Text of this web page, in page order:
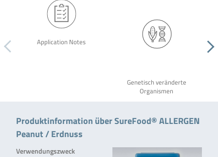
Application Notes
Genetisch veränderte
Organismen
Produktinformation über SureFood® ALLERGEN
Peanut / Erdnuss
Verwendungszweck